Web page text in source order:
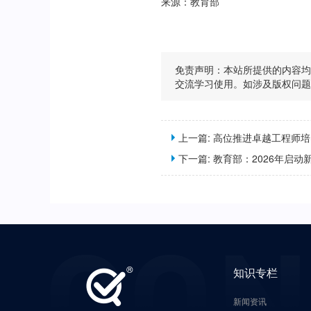
免责声明：本站所提供的内容
交流学习使用。如涉及版权问
上一篇:高位推进卓越工程师
下一篇:教育部：2026年启动新一轮
知识专栏
新闻资讯